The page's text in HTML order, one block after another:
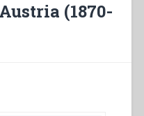
(1870-